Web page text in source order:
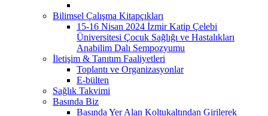
Bilimsel Çalışma Kitapçıkları
15-16 Nisan 2024 İzmir Katip Çelebi
Üniversitesi Çocuk Sağlığı ve Hastalıkları
Anabilim Dalı Sempozyumu
İletişim & Tanıtım Faaliyetleri
Toplantı ve Organizasyonlar
E-bülten
Sağlık Takvimi
Basında Biz
Basında Yer Alan Koltukaltından Girilerek